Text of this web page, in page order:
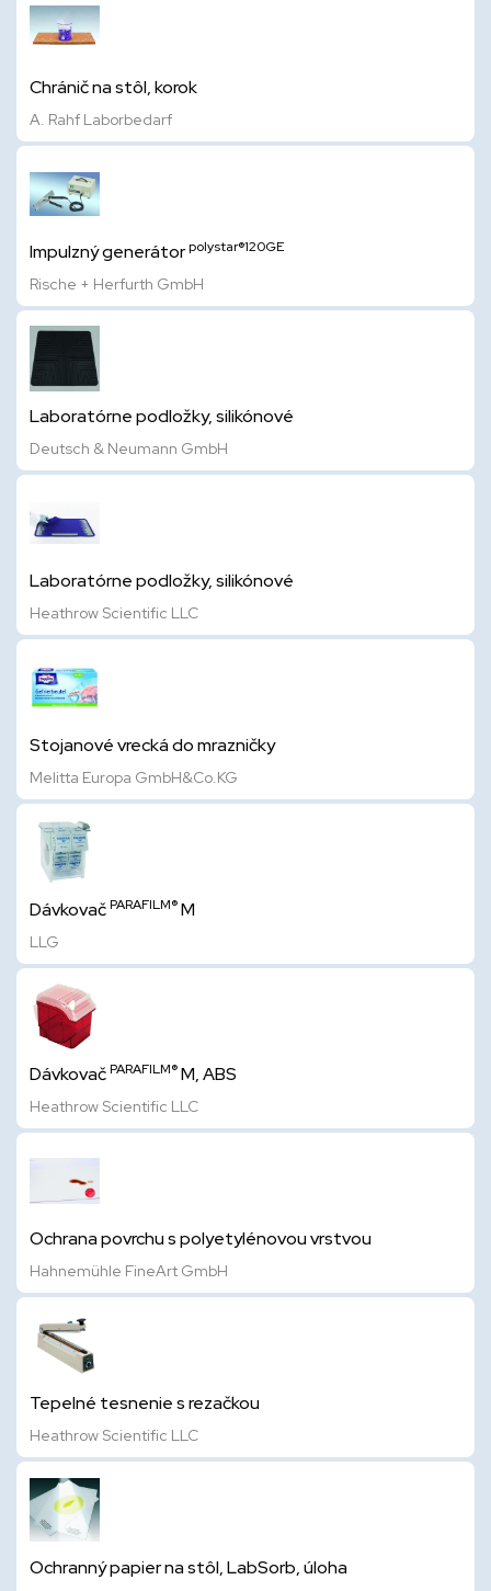
Chránič na stôl, korok
A. Rahf Laborbedarf
Impulzný generátorpolystar®120GE
Rische + Herfurth GmbH
Laboratórne podložky, silikónové
Deutsch & Neumann GmbH
Laboratórne podložky, silikónové
Heathrow Scientific LLC
Stojanové vrecká do mrazničky
Melitta Europa GmbH&Co.KG
DávkovačPARAFILM®M
LLG
DávkovačPARAFILM®M, ABS
Heathrow Scientific LLC
Ochrana povrchu s polyetylénovou vrstvou
Hahnemühle FineArt GmbH
Tepelné tesnenie s rezačkou
Heathrow Scientific LLC
Ochranný papier na stôl, LabSorb, úloha